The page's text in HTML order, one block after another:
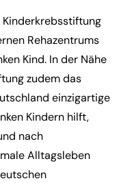
Rehazentrums
Kind. In der Nähe
zudem das
einzigartige
Kindern hilft,
nach
Alltagsleben